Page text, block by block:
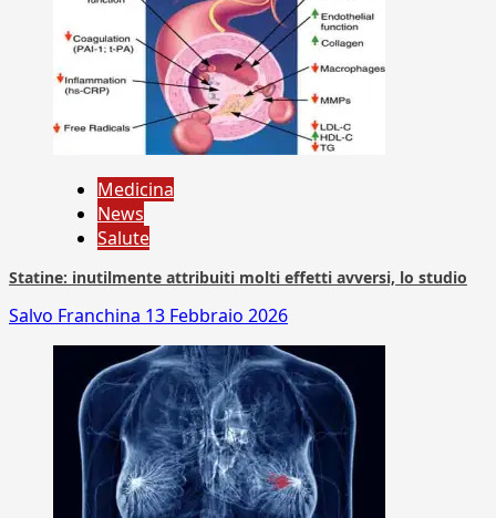
Medicina
News
Salute
Statine: inutilmente attribuiti molti effetti avversi, lo studio
Salvo Franchina 13 Febbraio 2026